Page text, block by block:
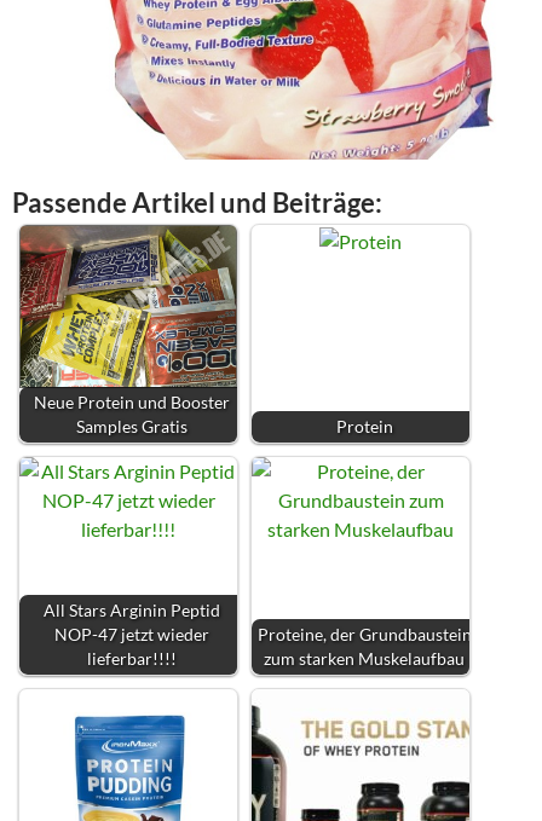
Passende Artikel und Beiträge:
Neue Protein und Booster
Samples Gratis
Protein
All Stars Arginin Peptid
NOP-47 jetzt wieder
lieferbar!!!!
Proteine, der Grundbaustein
zum starken Muskelaufbau